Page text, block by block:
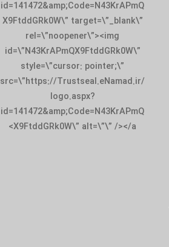
id=141472&amp;Code=N43KrAPmQ
X9FtddGRk0W\” target=\”_blank\”
rel=\”noopener\”><img
id=\”N43KrAPmQX9FtddGRk0W\”
style=\”cursor: pointer;\”
src=\”https://Trustseal.eNamad.ir/
logo.aspx?
id=141472&amp;Code=N43KrAPmQ
X9FtddGRk0W\” alt=\”\” /></a>